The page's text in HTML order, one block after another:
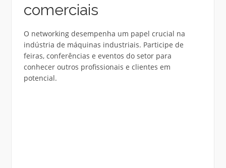
comerciais
O networking desempenha um papel crucial na
indústria de máquinas industriais. Participe de
feiras, conferências e eventos do setor para
conhecer outros profissionais e clientes em
potencial.